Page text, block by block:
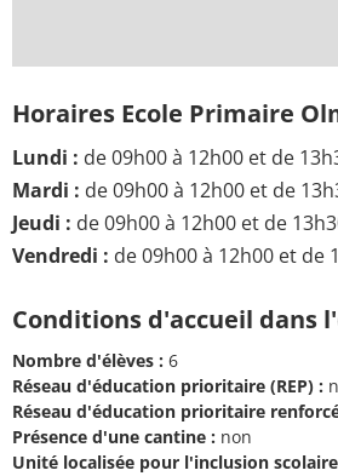
Horaires Ecole Primaire
Lundi : de 09h00 à 12h00 et de
Mardi : de 09h00 à 12h00 et de
Jeudi : de 09h00 à 12h00 et de
Vendredi : de 09h00 à 12h00 et de
Conditions d'accueil dans
Nombre d'élèves : 6
Réseau d'éducation prioritaire (REP) :
Réseau d'éducation prioritaire renforcé
Présence d'une cantine : non
Unité localisée pour l'inclusion